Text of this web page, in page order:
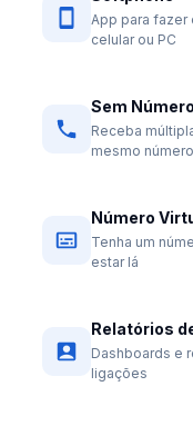
App para fazer
celular ou PC
Sem
Receba
mesmo número
Número
Tenha um
estar lá
Relatórios
Dashboards e
ligações